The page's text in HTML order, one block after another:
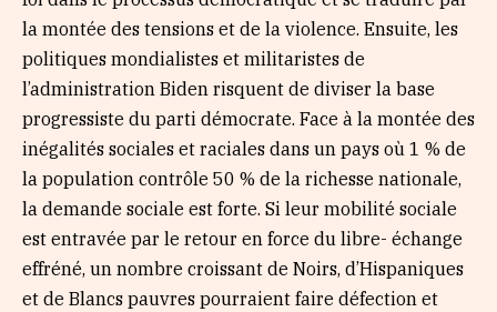
la montée des tensions et de la violence. Ensuite, les
politiques mondialistes et militaristes de
l’administration Biden risquent de diviser la base
progressiste du parti démocrate. Face à la montée des
inégalités sociales et raciales dans un pays où 1 % de
la population contrôle 50 % de la richesse nationale,
la demande sociale est forte. Si leur mobilité sociale
est entravée par le retour en force du libre- échange
effréné, un nombre croissant de Noirs, d’Hispaniques
et de Blancs pauvres pourraient faire défection et